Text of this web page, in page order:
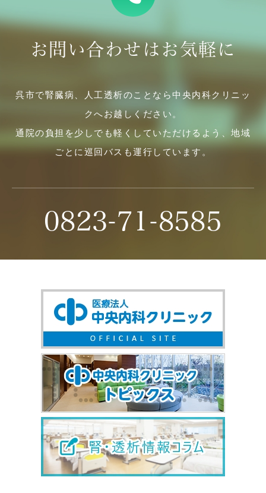
お問い合わせはお気軽に
呉市で腎臓病、人工透析のことなら中央内科クリニッ
クへお越しください。
通院の負担を少しでも軽くしていただけるよう、地域
ごとに巡回バスも運行しています。
0823-71-8585